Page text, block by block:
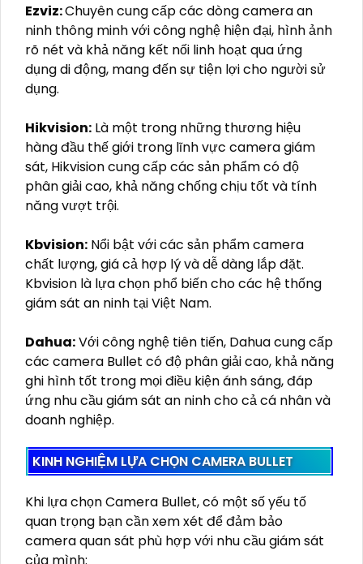
Ezviz:Chuyên cung cấp các dòng camera an
ninh thông minh với công nghệ hiện đại, hình ảnh
rõ nét và khả năng kết nối linh hoạt qua ứng
dụng di động, mang đến sự tiện lợi cho người sử
dụng.
Hikvision: Là một trong những thương hiệu
hàng đầu thế giới trong lĩnh vực camera giám
sát, Hikvision cung cấp các sản phẩm có độ
phân giải cao, khả năng chống chịu tốt và tính
năng vượt trội.
Kbvision: Nổi bật với các sản phẩm camera
chất lượng, giá cả hợp lý và dễ dàng lắp đặt.
Kbvision là lựa chọn phổ biến cho các hệ thống
giám sát an ninh tại Việt Nam.
Dahua:Với công nghệ tiên tiến, Dahua cung cấp
các camera Bullet có độ phân giải cao, khả năng
ghi hình tốt trong mọi điều kiện ánh sáng, đáp
ứng nhu cầu giám sát an ninh cho cả cá nhân và
doanh nghiệp.
KINH NGHIỆM LỰA CHỌN CAMERA BULLET
Khi lựa chọn Camera Bullet, có một số yếu tố
quan trọng bạn cần xem xét để đảm bảo
camera quan sát phù hợp với nhu cầu giám sát
của mình: